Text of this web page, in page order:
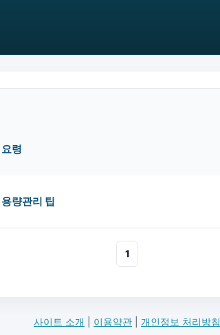
령
량관리 팁
1
사이트 소개 이용약관 개인정보 처리방침